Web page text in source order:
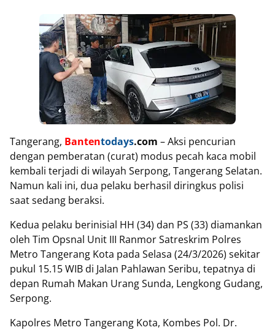
Tangerang, Bantentodays.com – Aksi pencurian
dengan pemberatan (curat) modus pecah kaca mobil
kembali terjadi di wilayah Serpong, Tangerang Selatan.
Namun kali ini, dua pelaku berhasil diringkus polisi
saat sedang beraksi.
Kedua pelaku berinisial HH (34) dan PS (33) diamankan
oleh Tim Opsnal Unit III Ranmor Satreskrim Polres
Metro Tangerang Kota pada Selasa (24/3/2026) sekitar
pukul 15.15 WIB di Jalan Pahlawan Seribu, tepatnya di
depan Rumah Makan Urang Sunda, Lengkong Gudang,
Serpong.
Kapolres Metro Tangerang Kota, Kombes Pol. Dr.